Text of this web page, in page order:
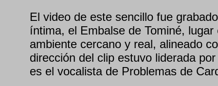
El video de este sencillo fue
íntima, el Embalse de Tominé,
ambiente cercano y real, alineado
dirección del clip estuvo liderada
es el vocalista de Problemas de